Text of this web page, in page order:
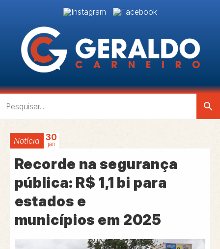
search
Notícia 30
jan
Recorde na segurança
pública: R$ 1,1 bi para
estados e
municípios em 2025